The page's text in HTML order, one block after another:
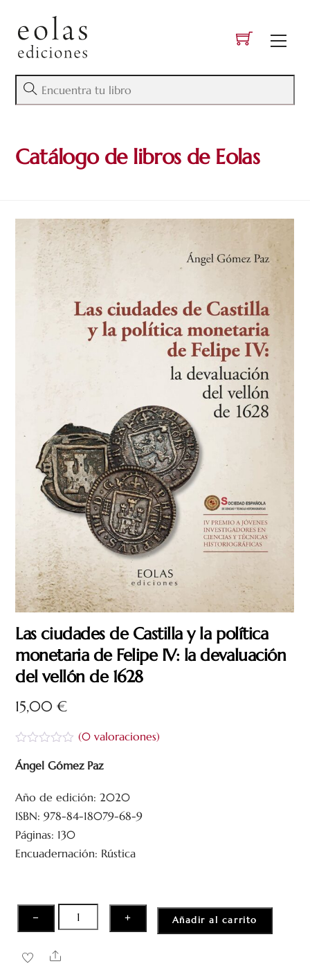
content
Catálogo de libros de Eolas
Las ciudades de Castilla y la política
monetaria de Felipe IV: la devaluación
del vellón de 1628
15,00€
a
r
d
o
c
o
5
(0valoraciones)
Ángel Gómez Paz
Año de edición: 2020
ISBN: 978-84-18079-68-9
Páginas: 130
Encuadernación: Rústica
−
ciudades
de
+ Añadir al carrito
Share